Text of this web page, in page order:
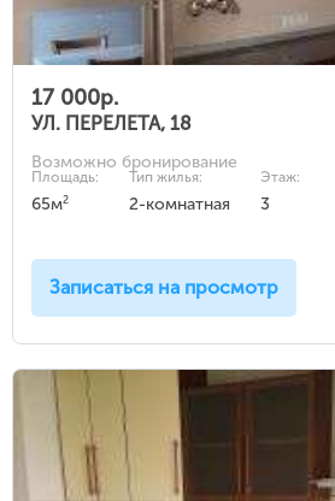
17 000р.
УЛ. ПЕРЕЛЕТА, 18
Возможно бронирование
Площадь:
65м2
Тип жилья:
2-комнатная
Этаж:
3
Записаться на просмотр